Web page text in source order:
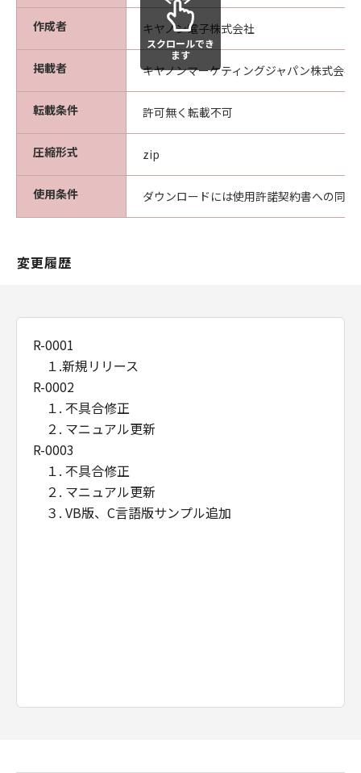
作成者 キヤノン電子株式会社
掲載者 キヤノンマーケティングジャパン株式会社
転載条件 許可無く転載不可
圧縮形式 zip
使用条件 ダウンロードには使用許諾契約書への同意
スクロールでき
ます
変更履歴
R-0001
１.新規リリース
R-0002
１. 不具合修正
２. マニュアル更新
R-0003
１. 不具合修正
２. マニュアル更新
３. VB版、C言語版サンプル追加